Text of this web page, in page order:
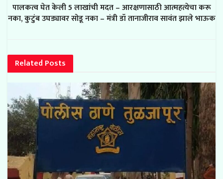
पालकत्व घेत केली 5 लाखांची मदत – आरक्षणासाठी आत्महत्येचा करू
नका, कुटुंब उघड्यावर सोडू नका – मंत्री डॉ तानाजीराव सावंत झाले भाऊक
Related Posts